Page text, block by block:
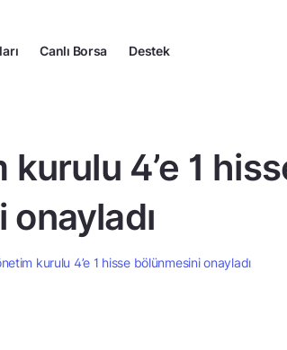
Canlı Borsa Destek
4’e 1
kurulu 4’e 1 hisse bölünmesini onayladı